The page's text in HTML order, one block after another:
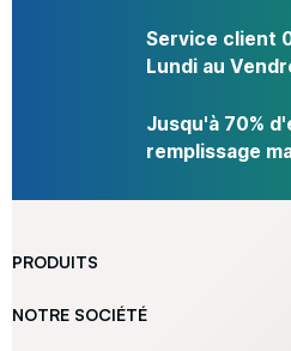
Service client
Lundi au
Jusqu'à 70%
remplissage
PRODUITS
NOTRE SOCIÉTÉ